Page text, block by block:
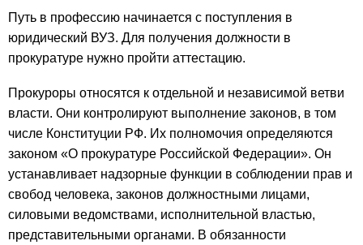
Путь в профессию начинается с поступления в
юридический ВУЗ. Для получения должности в
прокуратуре нужно пройти аттестацию.
Прокуроры относятся к отдельной и независимой ветви
власти. Они контролируют выполнение законов, в том
числе Конституции РФ. Их полномочия определяются
законом «О прокуратуре Российской Федерации». Он
устанавливает надзорные функции в соблюдении прав и
свобод человека, законов должностными лицами,
силовыми ведомствами, исполнительной властью,
представительными органами. В обязанности